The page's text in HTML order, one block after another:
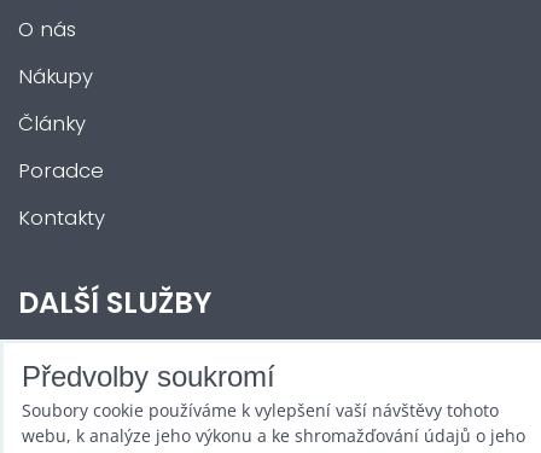
O nás
Nákupy
Články
Poradce
Kontakty
DALŠÍ SLUŽBY
Zábava na Vaši akci
Půjčovna
Předvolby soukromí
Soubory cookie používáme k vylepšení vaší návštěvy tohoto
webu, k analýze jeho výkonu a ke shromažďování údajů o jeho